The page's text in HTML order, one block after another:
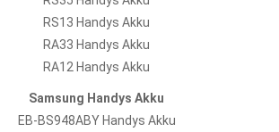
RS13 Handys Akku
RA33 Handys Akku
RA12 Handys Akku
Samsung Handys Akku
EB-BS948ABY Handys Akku